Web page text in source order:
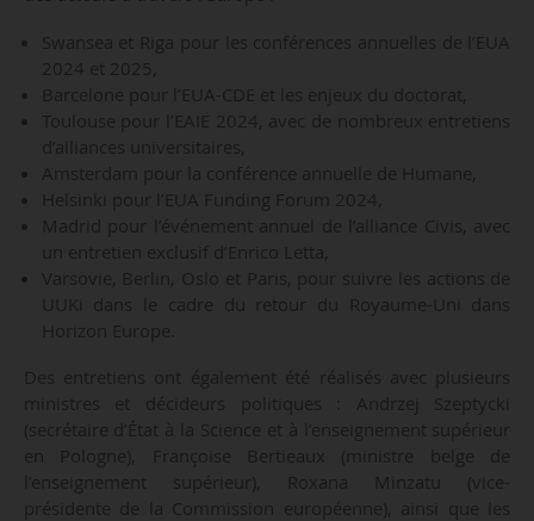
Swansea et Riga pour les conférences annuelles de l’EUA
2024 et 2025,
Barcelone pour l’EUA-CDE et les enjeux du doctorat,
Toulouse pour l’EAIE 2024, avec de nombreux entretiens
d’alliances universitaires,
Amsterdam pour la conférence annuelle de Humane,
Helsinki pour l’EUA Funding Forum 2024,
Madrid pour l’événement annuel de l’alliance Civis, avec
un entretien exclusif d’Enrico Letta,
Varsovie, Berlin, Oslo et Paris, pour suivre les actions de
UUKi dans le cadre du retour du Royaume-Uni dans
Horizon Europe.
Des entretiens ont également été réalisés avec plusieurs
ministres et décideurs politiques : Andrzej Szeptycki
(secrétaire d’État à la Science et à l’enseignement supérieur
en Pologne), Françoise Bertieaux (ministre belge de
l’enseignement supérieur), Roxana Minzatu (vice-
présidente de la Commission européenne), ainsi que les